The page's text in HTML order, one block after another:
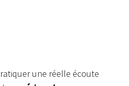
une réelle écoute